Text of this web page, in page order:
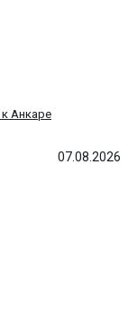
07.08.2026
Анкаре